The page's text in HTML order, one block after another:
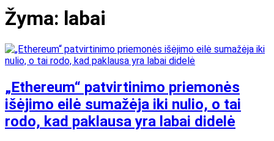
Žyma: labai
„Ethereum“ patvirtinimo priemonės
išėjimo eilė sumažėja iki nulio, o tai
rodo, kad paklausa yra labai didelė